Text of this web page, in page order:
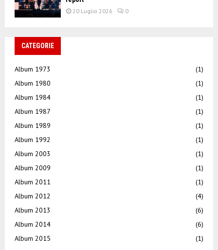
20 Luglio 2026 0
CATEGORIE
Album 1973
(1)
Album 1980
(1)
Album 1984
(1)
Album 1987
(1)
Album 1989
(1)
Album 1992
(1)
Album 2003
(1)
Album 2009
(1)
Album 2011
(1)
Album 2012
(4)
Album 2013
(6)
Album 2014
(6)
Album 2015
(1)